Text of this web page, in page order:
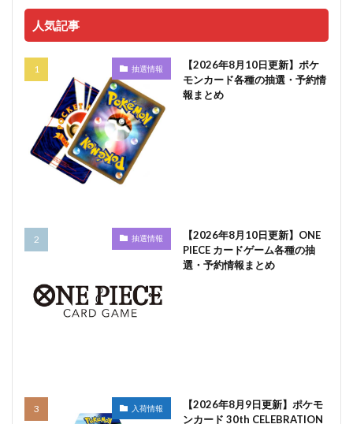
人気記事
抽選情報
【2026年8月10日更新】ポケ
モンカード各種の抽選・予約情
報まとめ
抽選情報
【2026年8月10日更新】ONE
PIECE カードゲーム各種の抽
選・予約情報まとめ
入荷情報
【2026年8月9日更新】ポケモ
ンカード 30th CELEBRATION